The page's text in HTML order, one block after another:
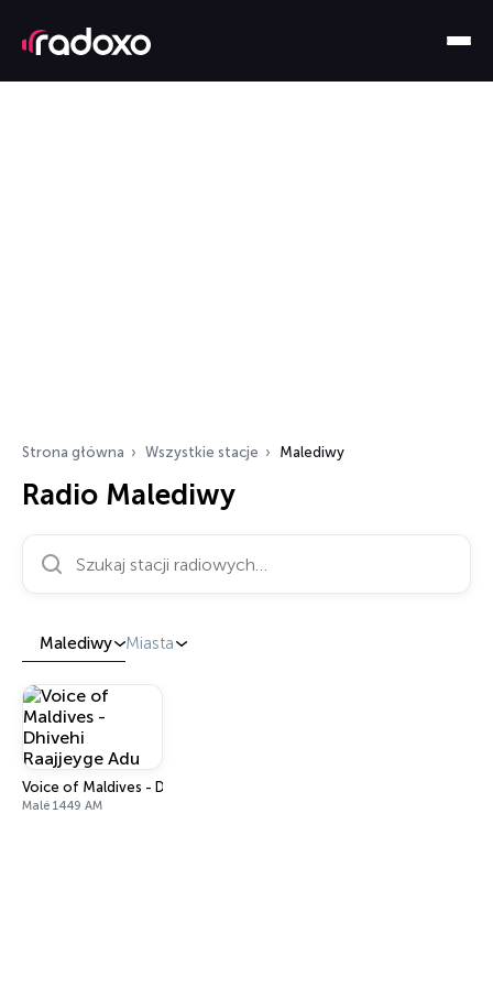
Strona główna Wszystkie stacje Malediwy
Radio Malediwy
Szukaj stacji radiowych…
Malediwy Miasta
Voice of Maldives - Dhivehi Raajjeyge Adu
Malé 1449 AM